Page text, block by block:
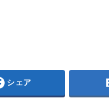
シェア